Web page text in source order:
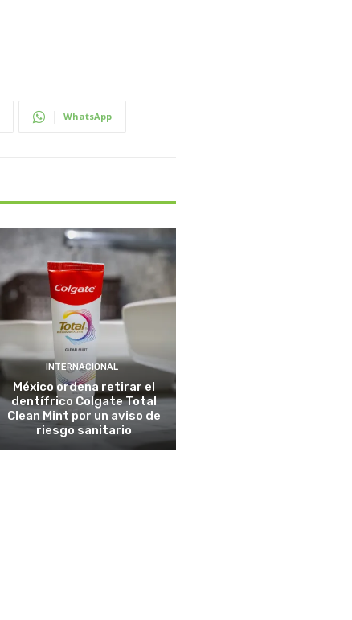
WhatsApp
INTERNACIONAL
México ordena retirar el
dentífrico Colgate Total
Clean Mint por un aviso de
riesgo sanitario